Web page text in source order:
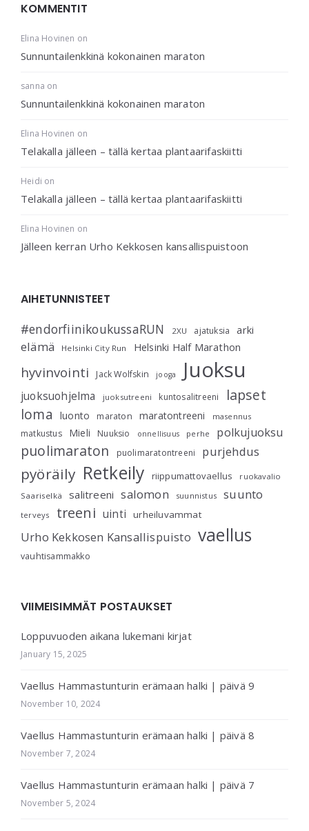
KOMMENTIT
Elina Hovinen on
Sunnuntailenkkinä kokonainen maraton
sanna on
Sunnuntailenkkinä kokonainen maraton
Elina Hovinen on
Telakalla jälleen – tällä kertaa plantaarifaskiitti
Heidi on
Telakalla jälleen – tällä kertaa plantaarifaskiitti
Elina Hovinen on
Jälleen kerran Urho Kekkosen kansallispuistoon
AIHETUNNISTEET
#endorfiinikoukussaRUN 2XU ajatuksia arki
elämä Helsinki City Run Helsinki Half Marathon
hyvinvointi Jack Wolfskin jooga Juoksu
juoksuohjelma juoksutreeni kuntosalitreeni
lapset
loma
luonto maraton maratontreeni masennus
matkustus Mieli Nuuksio onnellisuus perhe polkujuoksu
puolimaraton puolimaratontreeni purjehdus
pyöräily Retkeily riippumattovaellus
ruokavalio
Saariselkä
salitreeni salomon suunnistus suunto
terveys treeni uinti urheiluvammat
Urho Kekkosen Kansallispuisto vaellus
vauhtisammakko
VIIMEISIMMÄT POSTAUKSET
Loppuvuoden aikana lukemani kirjat
January 15, 2025
Vaellus Hammastunturin erämaan halki | päivä 9
November 10, 2024
Vaellus Hammastunturin erämaan halki | päivä 8
November 7, 2024
Vaellus Hammastunturin erämaan halki | päivä 7
November 5, 2024